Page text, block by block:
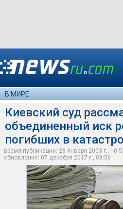
В МИРЕ
Киевский суд
объединенный иск
погибших в
время публикации: 28 января 2003 г.,
обновление: 07 декабря 2017 г., 08:56